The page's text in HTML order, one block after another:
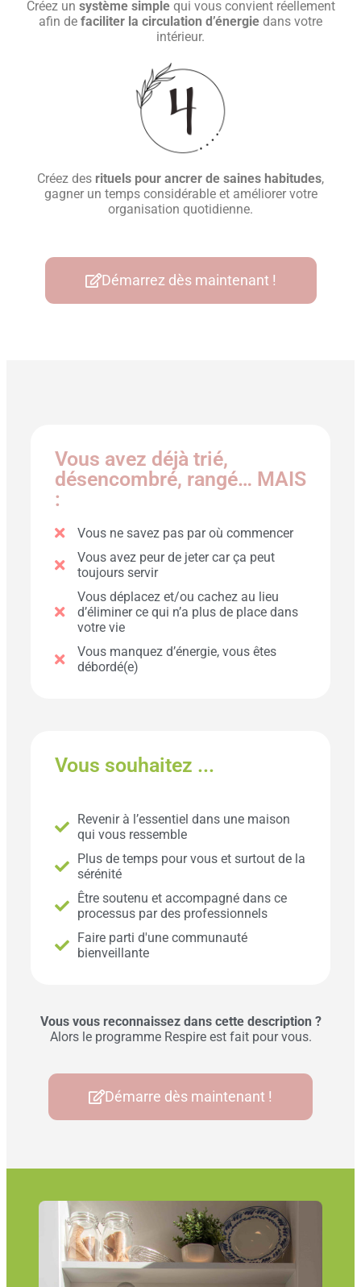
Créez un système simplequi vous convient réellement
afin de faciliter la circulation d’énergie dans votre
intérieur.
Créez des rituels pour ancrer de saines habitudes,
gagner un temps considérable et améliorer votre
organisation quotidienne.
Démarrez dès maintenant !
Vous avez déjà trié,
désencombré, rangé… MAIS
:
Vous ne savez pas par où commencer
Vous avez peur de jeter car ça peut
toujours servir
Vous déplacez et/ou cachez au lieu
d’éliminer ce qui n’a plus de place dans
votre vie
Vous manquez d’énergie, vous êtes
débordé(e)
Vous souhaitez ...
Revenir à l’essentiel dans une maison
qui vous ressemble
Plus de temps pour vous et surtout de la
sérénité
Être soutenu et accompagné dans ce
processus par des professionnels
Faire parti d'une communauté
bienveillante
Vous vous reconnaissez dans cette description ?
Alors le programme Respire est fait pour vous.
Démarre dès maintenant !